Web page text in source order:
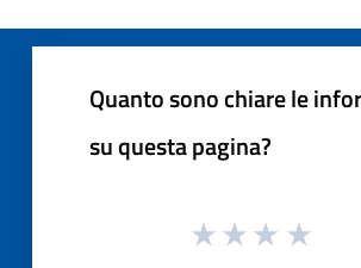
Quanto sono chiare le
su questa pagina?